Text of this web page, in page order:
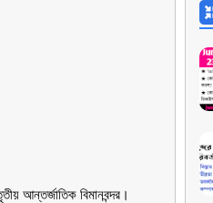
আন্তর্জাতিক বিমানবন্দর।